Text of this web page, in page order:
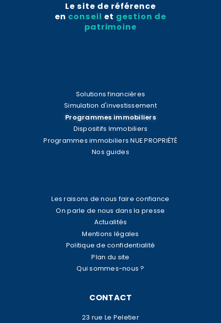
Le site de référence
en conseil et gestion de
patrimoine
Solutions financières
Simulation d'investissement
Programmes immobiliers
Dispositifs Immobiliers
Programmes immobiliers NUE PROPRIÉTÉ
Nos guides
Les raisons de nous faire confiance
On parle de nous dans la presse
Actualités
Mentions légales
Politique de confidentialité
Plan du site
Qui sommes-nous ?
CONTACT
23 rue Le Peletier